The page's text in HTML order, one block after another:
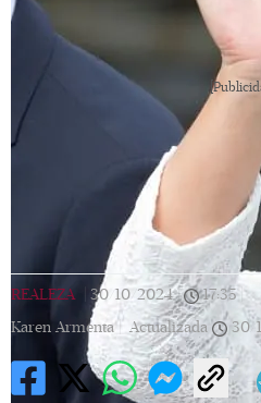
REALEZA 30/10/2024 | 17:35
Karen Armenta |
Actualizada 30/